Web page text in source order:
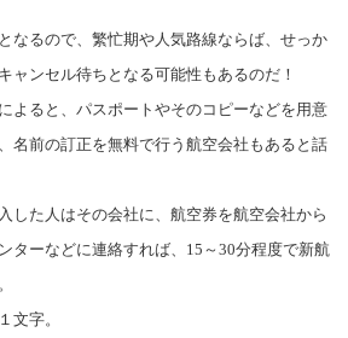
なるので、繁忙期や人気路線ならば、せっか
ャンセル待ちとなる可能性もあるのだ！
よると、パスポートやそのコピーなどを用意
名前の訂正を無料で行う航空会社もあると話
した人はその会社に、航空券を航空会社から
ターなどに連絡すれば、 15 ～ 30分程度で新航
文字。